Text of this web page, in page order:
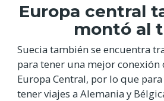
Europa central
montó al
Suecia también se encuentra
para tener una mejor conexión
Europa Central, por lo que
tener viajes a Alemania y